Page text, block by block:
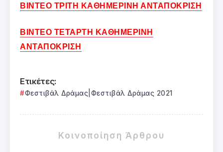
ΒΙΝΤΕΟ ΤΡΙΤΗ ΚΑΘΗΜΕΡΙΝΗ ΑΝΤΑΠΟΚΡΙΣΗ
ΒΙΝΤΕΟ ΤΕΤΑΡΤΗ ΚΑΘΗΜΕΡΙΝΗ
ΑΝΤΑΠΟΚΡΙΣΗ
Ετικέτες:
Φεστιβάλ Δράμας|Φεστιβάλ Δράμας 2021
Κοινοποίηση Άρθρου